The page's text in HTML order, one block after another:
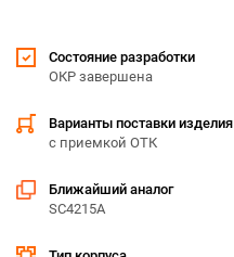
Состояние разработки
ОКР завершена
Варианты поставки изделия
с приемкой ОТК
Ближайший аналог
SC4215A